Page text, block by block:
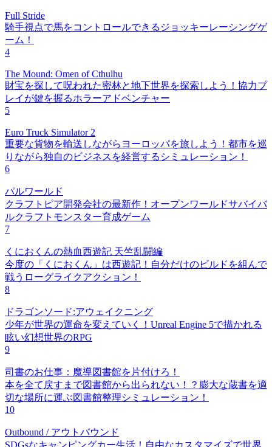
Full Stride
騎手視点で馬をコントロールできるジョッキーレーシングゲ
ーム！
4
The Mound: Omen of Cthulhu
財宝を探して呪われた密林と地下世界を探索しよう！協力プ
レイが鍵を握るホラーアドベンチャー
5
Euro Truck Simulator 2
重要な貨物を輸送しながらヨーロッパを旅しよう！都市を巡
りながら独自のビジネスを経営するシミュレーション！
6
パルワールド
クラフトピア開発会社の最新作！オープンワールドサバイバ
ルクラフトモンスター育成ゲーム
7
くにおくんの熱血西遊記 天竺乱闘編
今度の「くにおくん」は西遊記！自分だけのビルドを組んで
戦うローグライクアクション！
8
ドラゴンソード:アウェイクニング
少年が世界の運命を変えていく！Unreal Engine 5で描かれる
眩い幻想世界のRPG
9
司書のお仕事：魔導図書館を片付けろ！
本を全て戻すまで図書館から出られない！？膨大な蔵書を適
切な場所に運ぶ図書館整理シミュレーション！
10
Outbound / アウトバウンド